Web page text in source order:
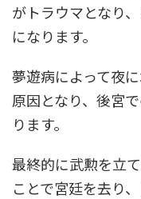
がトラウマとなり
になります。
夢遊病によって夜
原因となり、後宮
ります。
最終的に武勲を立
ことで宮廷を去り